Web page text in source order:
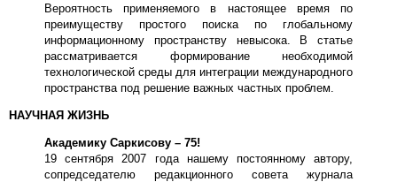
Вероятность применяемого в настоящее время по
преимуществу простого поиска по глобальному
информационному пространству невысока. В статье
рассматривается формирование необходимой
технологической среды для интеграции международного
пространства под решение важных частных проблем.
НАУЧНАЯ ЖИЗНЬ
Академику Саркисову – 75!
19 сентября 2007 года нашему постоянному автору,
сопредседателю редакционного совета журнала